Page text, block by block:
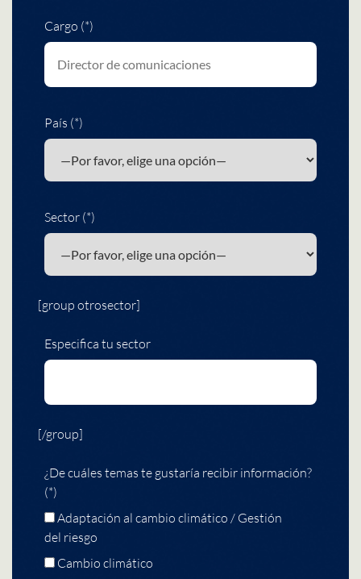
Cargo (*)
País (*)
Sector (*)
[group otrosector]
Especifica tu sector
[/group]
¿De cuáles temas te gustaría recibir información?
(*)
Adaptación al cambio climático / Gestión
del riesgo
Cambio climático